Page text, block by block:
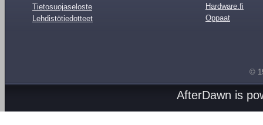
Tietosuojaseloste
Lehdistötiedotteet
Hardware.fi
Oppaat
©
AfterDawn is